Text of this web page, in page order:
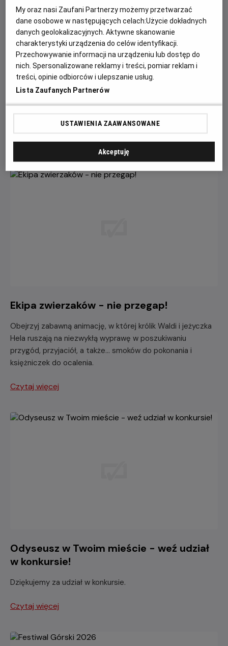
Wielka wyprzedaż filmowych gadżetów w
kinach Helios!
W kinach Helios trwa wyprzedaż merchu kinowego, a
rabaty sięgają nawet 60%!
Czytaj więcej
Ekipa zwierzaków - nie przegap!
Obejrzyj zabawną animację, w której królik Waldi i jeżyczka
Hela ruszają na niezwykłą wyprawę w poszukiwaniu
przygód, przyjaciół, a także... smoków do pokonania i
księżniczek do ocalenia.
Czytaj więcej
Odyseusz w Twoim mieście - weź udział
w konkursie!
Dziękujemy za udział w konkursie.
Czytaj więcej
My oraz nasi Zaufani Partnerzy możemy przetwarzać
dane osobowe w następujących celach:Użycie dokładnych
danych geolokalizacyjnych. Aktywne skanowanie
charakterystyki urządzenia do celów identyfikacji.
Przechowywanie informacji na urządzeniu lub dostęp do
nich. Spersonalizowane reklamy i treści, pomiar reklam i
treści, opinie odbiorców i ulepszanie usług.
Lista Zaufanych Partnerów
USTAWIENIA ZAAWANSOWANE
Akceptuję